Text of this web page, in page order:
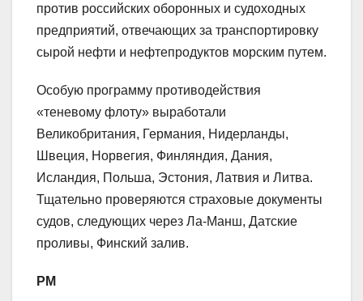
против российских оборонных и судоходных
предприятий, отвечающих за транспортировку
сырой нефти и нефтепродуктов морским путем.
Особую программу противодействия
«теневому флоту» выработали
Великобритания, Германия, Нидерланды,
Швеция, Норвегия, Финляндия, Дания,
Исландия, Польша, Эстония, Латвия и Литва.
Тщательно проверяются страховые документы
судов, следующих через Ла-Манш, Датские
проливы, Финский залив.
РМ